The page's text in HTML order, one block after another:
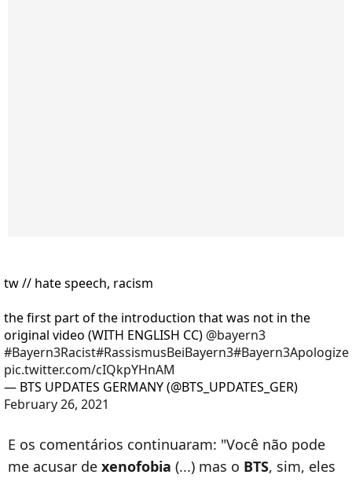
tw // hate speech, racism
the first part of the introduction that was not in the
original video (WITH ENGLISH CC) @bayern3
#Bayern3Racist#RassismusBeiBayern3#Bayern3Apologize
pic.twitter.com/cIQkpYHnAM
— BTS UPDATES GERMANY (@BTS_UPDATES_GER)
February 26, 2021
E os comentários continuaram: "Você não pode
me acusar de xenofobia (...) mas o BTS, sim, eles